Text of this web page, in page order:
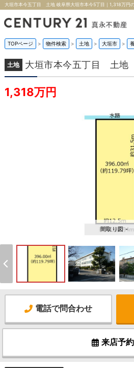
大垣市本今五丁目 土地 岐阜県大垣市本今5丁目｜1,318万円
TOPページ > 物件検索 > 土地 > 大垣市 >
土地 大垣市本今五丁目 土地
1,318万円
間取り図 -
電話で問合わせ
来店予約